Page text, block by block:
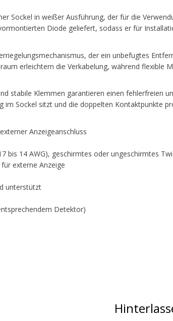
Sockel in weißer Ausführung, der für die
Diode geliefert, sodass er für
der ein unbefugtes
erleichtern die Verkabelung, während flexible
stabile Klemmen garantieren einen fehlerfreien
Sockel sitzt und die doppelten Kontaktpunkte
Anzeigeanschluss
bis 14 AWG), geschirmtes oder ungeschirmtes
externe Anzeige
unterstützt
Detektor)